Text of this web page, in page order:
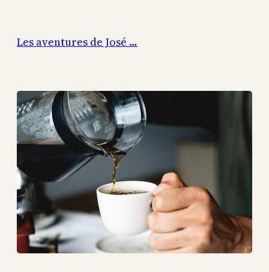
contenu
Les aventures de José …